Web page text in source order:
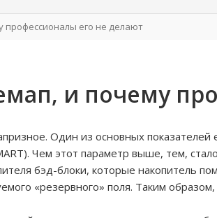
профессионалы его не делают
и почему
Один из основных
Чем этот параметр выше, тем,
бэд-блоки, которые накопитель
«резервного» поля. Таким